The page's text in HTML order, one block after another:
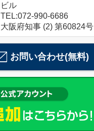
ビル
TEL:072-990-6686
大阪府知事 (2) 第60824号
お問い合わせ(無料)